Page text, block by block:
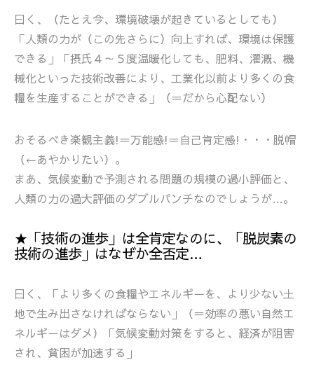
曰く、（たとえ今、環境破壊が起きているとしても）
「人類の力が（この先さらに）向上すれば、環境は保護
できる」「摂氏４～５度温暖化しても、肥料、灌漑、機
械化といった技術改善により、工業化以前より多くの食
糧を生産することができる」（＝だから心配ない）
おそるべき楽観主義!＝万能感!＝自己肯定感!・・・脱帽
（←あやかりたい）。
まあ、気候変動で予測される問題の規模の過小評価と、
人類の力の過大評価のダブルパンチなのでしょうが…。
★「技術の進歩」は全肯定なのに、「脱炭素の
技術の進歩」はなぜか全否定…
曰く、「より多くの食糧やエネルギーを、より少ない土
地で生み出さなければならない」（＝効率の悪い自然エ
ネルギーはダメ）「気候変動対策をすると、経済が阻害
され、貧困が加速する」